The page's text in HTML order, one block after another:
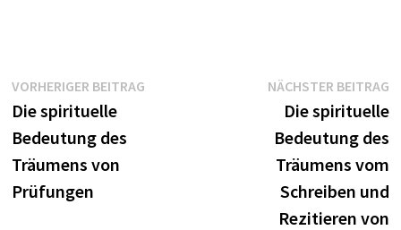
Beitragsnavigation
VORHERIGER BEITRAGVorheriger
Die spirituelle
Bedeutung des
Träumens von
Prüfungen
NÄCHSTER BEITRAG
Die spirituelle
Bedeutung des
Träumens vom
Schreiben und
Rezitieren von